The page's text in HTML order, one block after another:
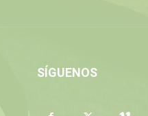
SÍGUENOS